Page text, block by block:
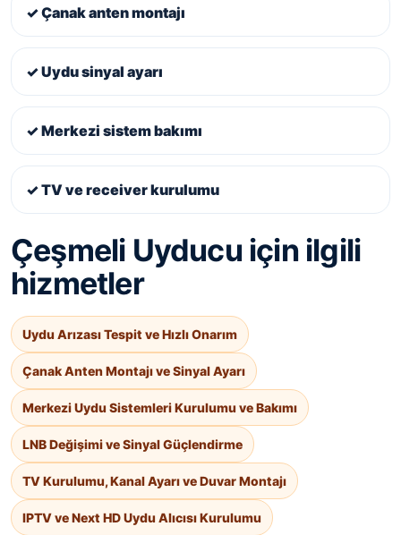
✓ Çanak anten montajı
✓ Uydu sinyal ayarı
✓ Merkezi sistem bakımı
✓ TV ve receiver kurulumu
Çeşmeli Uyducu için ilgili
hizmetler
Uydu Arızası Tespit ve Hızlı Onarım
Çanak Anten Montajı ve Sinyal Ayarı
Merkezi Uydu Sistemleri Kurulumu ve Bakımı
LNB Değişimi ve Sinyal Güçlendirme
TV Kurulumu, Kanal Ayarı ve Duvar Montajı
IPTV ve Next HD Uydu Alıcısı Kurulumu